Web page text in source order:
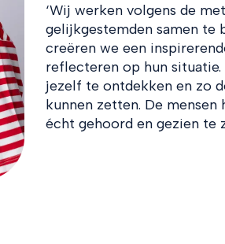
‘Wij werken volgens de
gelijkgestemden samen te
creëren we een
reflecteren op hun
jezelf te ontdekken en zo
kunnen zetten. De
écht gehoord en gezien te